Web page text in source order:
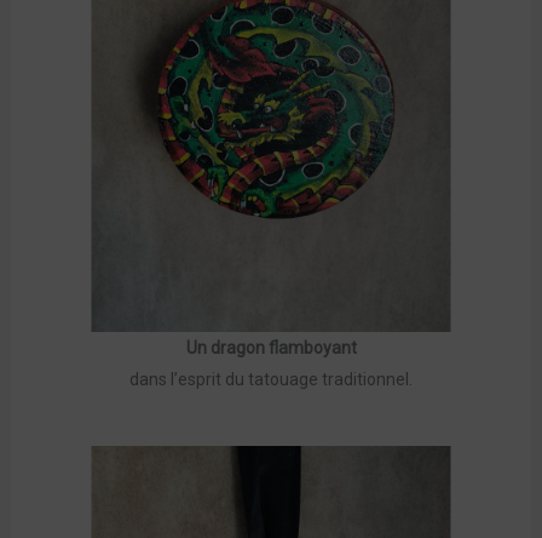
Un dragon flamboyant
dans l’esprit du tatouage traditionnel.